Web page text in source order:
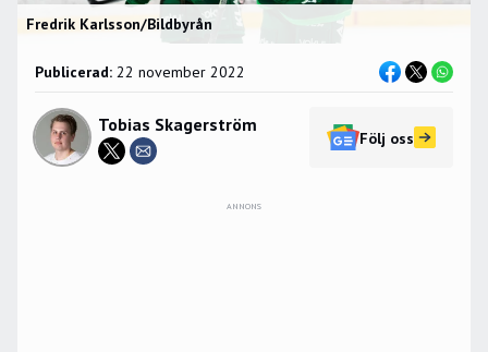
Fredrik Karlsson/Bildbyrån
Publicerad: 22 november 2022
Tobias Skagerström
Följ oss
ANNONS